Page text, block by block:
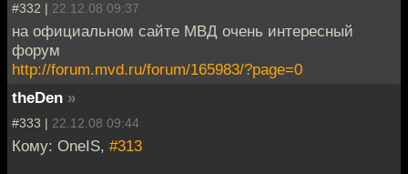
#332 | 22.12.08 09:37
на официальном сайте МВД очень интересный
форум
http://forum.mvd.ru/forum/165983/?page=0
theDen »
#333 | 22.12.08 09:44
Кому: OneIS, #313